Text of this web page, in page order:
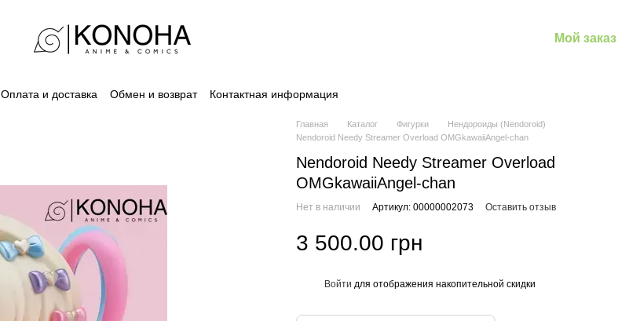
Мой заказ
Оплата и доставка Обмен и возврат Контактная информация
Главная Каталог Фигурки
Нендороиды (Nendoroid)
Nendoroid Needy Streamer Overload OMGkawaiiAngel-chan
Nendoroid Needy Streamer Overload
OMGkawaiiAngel-chan
Нет в наличии Артикул: 00000002073 Оставить отзыв
3 500.00 грн
Войти для отображения накопительной скидки